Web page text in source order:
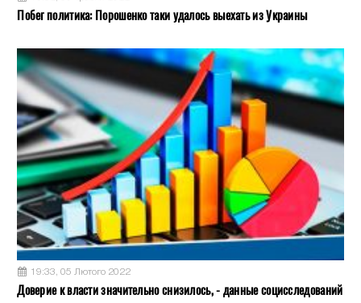
Побег политика: Порошенко таки удалось выехать из Украины
19:33, 05 Лютого 2022
Доверие к власти значительно снизилось, - данные социсследований